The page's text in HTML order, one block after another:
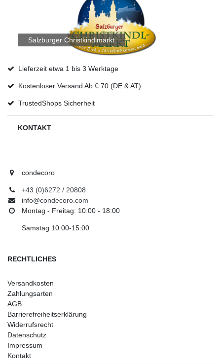
Salzburger Christkindlmarkt
Lieferzeit etwa 1 bis 3 Werktage
Kostenloser Versand Ab € 70 (DE & AT)
TrustedShops Sicherheit
KONTAKT
condecoro
+43 (0)6272 / 20808
info@condecoro.com
Montag - Freitag: 10:00 - 18:00
Samstag 10:00-15:00
RECHTLICHES
Versandkosten
Zahlungsarten
AGB
Barrierefreiheitserklärung
Widerrufsrecht
Datenschutz
Impressum
Kontakt